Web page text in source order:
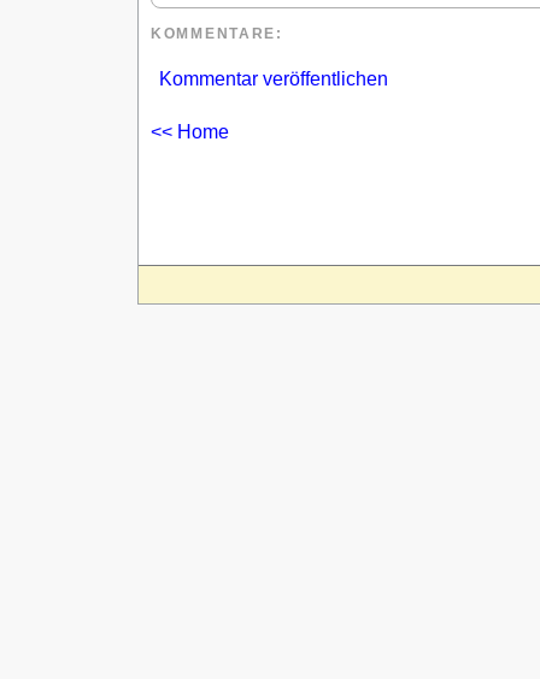
KOMMENTARE :
Kommentar veröffentlichen
<< Home